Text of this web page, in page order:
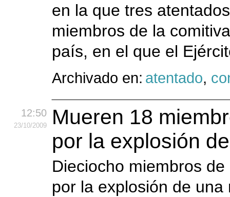
en la que tres
miembros de la
país, en el que el
Archivado en: atentado,
12:50
23/10/2009
Mueren 18
por la explosión
Dieciocho miembros
por la explosión de